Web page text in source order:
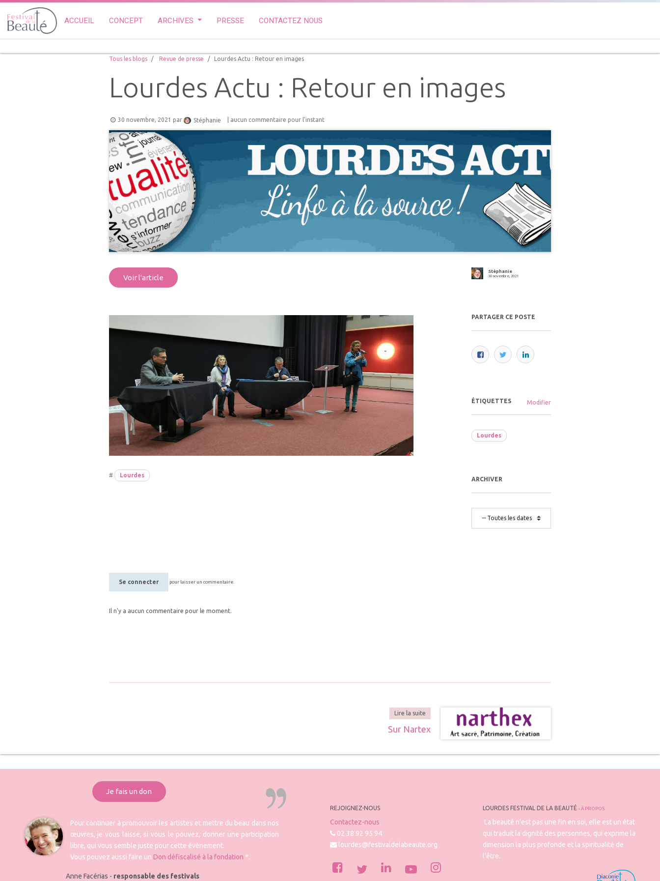
ACCUEIL CONCEPT ARCHIVES PRESSE CONTACTEZ NOUS
Tous les blogs Revue de presse Lourdes Actu : Retour en images
Lourdes Actu : Retour en images
30 novembre, 2021 par Stéphanie | aucun commentaire pour l'instant
Voir l'article
# Lourdes
Stéphanie
30 novembre, 2021
PARTAGER CE POSTE
ÉTIQUETTES Modifier
Lourdes
ARCHIVER
Se connecter pour laisser un commentaire.
Il n'y a aucun commentaire pour le moment.
Lire la suite
Sur Nartex
Je fais un don
Pour continuer à promouvoir les artistes et mettre du beau dans nos
œuvres, je vous laisse, si vous le pouvez, donner une participation
libre, qui vous semble juste pour cette évènement.
Vous pouvez aussi faire un Don défiscalisé à la fondation *.
Anne Facérias - responsable des festivals
REJOIGNEZ-NOUS
Contactez-nous
02 38 92 95 94
lourdes@festivaldelabeaute.org
LOURDES FESTIVAL DE LA BEAUTÉ -À PROPOS
La beauté n'est pas une fin en soi, elle est un état
qui traduit la dignité des personnes, qui exprime la
dimension la plus profonde et la spiritualité de
l'être.